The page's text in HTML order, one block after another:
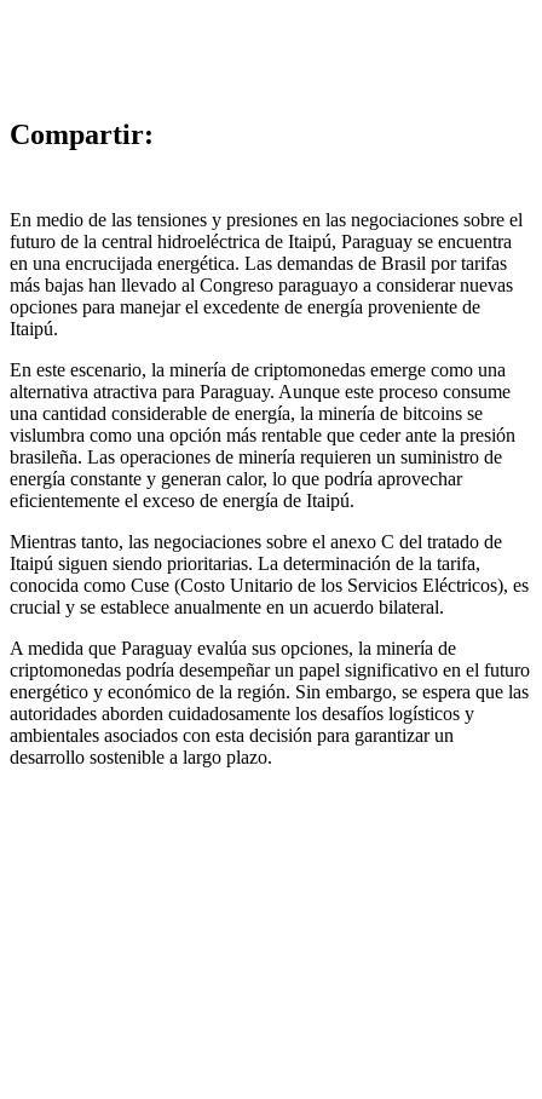
Compartir:
En medio de las tensiones y presiones en las negociaciones sobre el
futuro de la central hidroeléctrica de Itaipú, Paraguay se encuentra
en una encrucijada energética. Las demandas de Brasil por tarifas
más bajas han llevado al Congreso paraguayo a considerar nuevas
opciones para manejar el excedente de energía proveniente de
Itaipú.
En este escenario, la minería de criptomonedas emerge como una
alternativa atractiva para Paraguay. Aunque este proceso consume
una cantidad considerable de energía, la minería de bitcoins se
vislumbra como una opción más rentable que ceder ante la presión
brasileña. Las operaciones de minería requieren un suministro de
energía constante y generan calor, lo que podría aprovechar
eficientemente el exceso de energía de Itaipú.
Mientras tanto, las negociaciones sobre el anexo C del tratado de
Itaipú siguen siendo prioritarias. La determinación de la tarifa,
conocida como Cuse (Costo Unitario de los Servicios Eléctricos), es
crucial y se establece anualmente en un acuerdo bilateral.
A medida que Paraguay evalúa sus opciones, la minería de
criptomonedas podría desempeñar un papel significativo en el futuro
energético y económico de la región. Sin embargo, se espera que las
autoridades aborden cuidadosamente los desafíos logísticos y
ambientales asociados con esta decisión para garantizar un
desarrollo sostenible a largo plazo.